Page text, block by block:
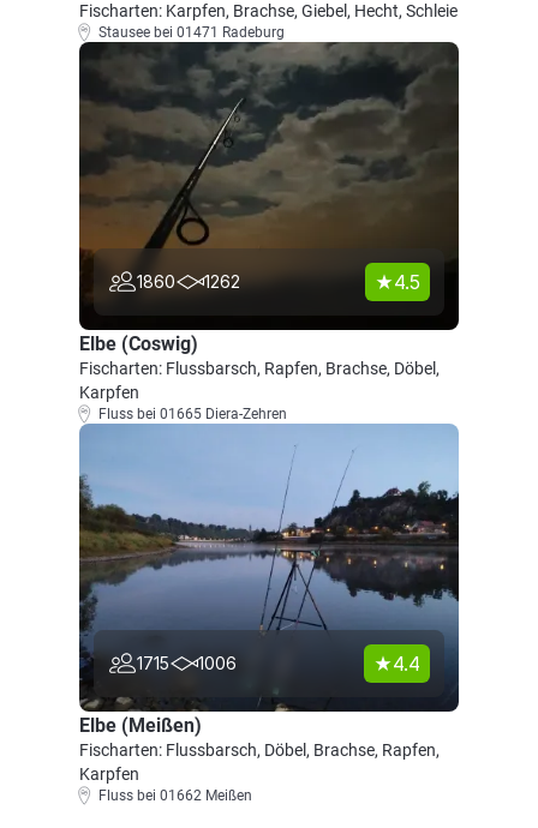
Fischarten: Karpfen, Brachse, Giebel, Hecht, Schleie
Stausee bei 01471 Radeburg
1860 1262 4.5
Elbe (Coswig)
Fischarten: Flussbarsch, Rapfen, Brachse, Döbel,
Karpfen
Fluss bei 01665 Diera-Zehren
1715 1006 4.4
Elbe (Meißen)
Fischarten: Flussbarsch, Döbel, Brachse, Rapfen,
Karpfen
Fluss bei 01662 Meißen